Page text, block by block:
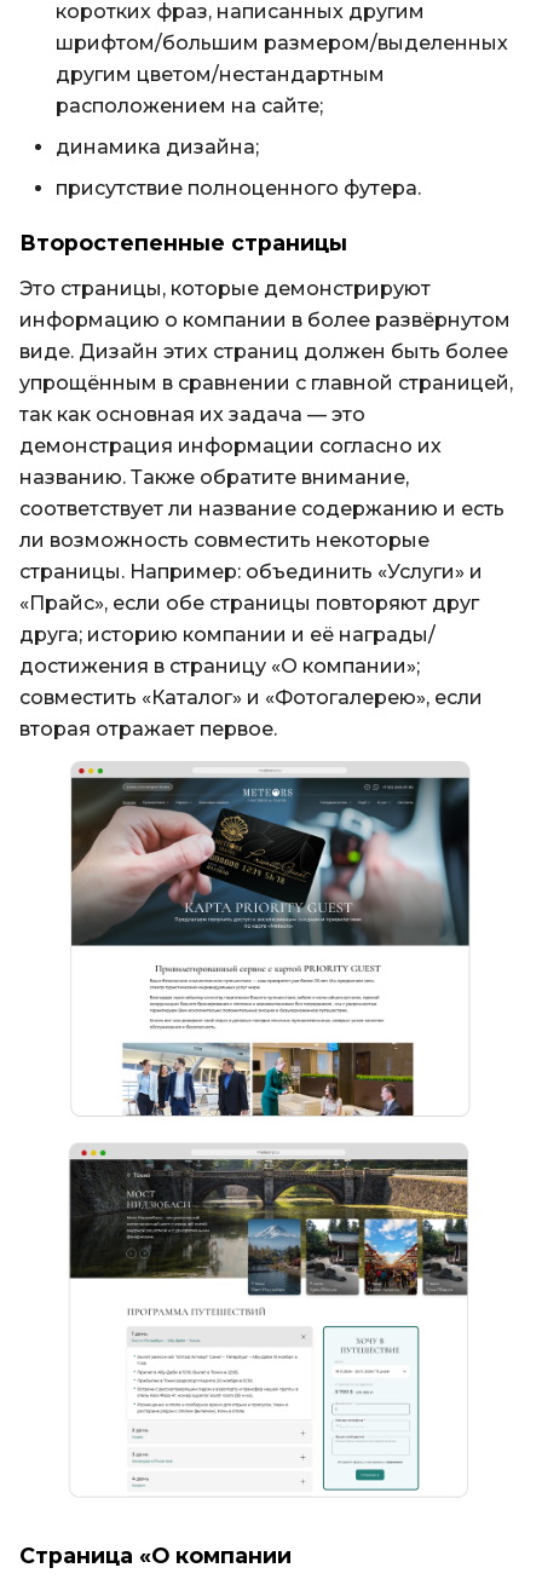
коротких фраз, написанных другим
шрифтом/большим размером/выделенных
другим цветом/нестандартным
расположением на сайте;
динамика дизайна;
присутствие полноценного футера.
Второстепенные страницы
Это страницы, которые демонстрируют
информацию о компании в более развёрнутом
виде. Дизайн этих страниц должен быть более
упрощённым в сравнении с главной страницей,
так как основная их задача — это
демонстрация информации согласно их
названию. Также обратите внимание,
соответствует ли название содержанию и есть
ли возможность совместить некоторые
страницы. Например: объединить «Услуги» и
«Прайс», если обе страницы повторяют друг
друга; историю компании и её награды/
достижения в страницу «О компании»;
совместить «Каталог» и «Фотогалерею», если
вторая отражает первое.
Страница «О компании